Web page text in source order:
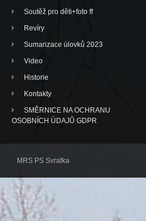
Soutěž pro děti+foto ff
Revíry
Sumarizace úlovků 2023
Video
Historie
Kontakty
SMĚRNICE NA OCHRANU
OSOBNÍCH ÚDAJŮ GDPR
MRS PS Svratka